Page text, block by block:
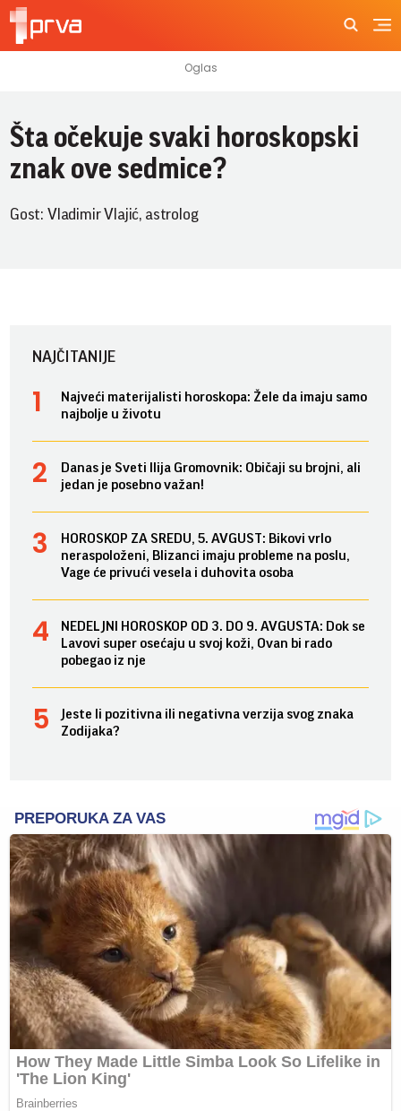
Šta očekuje svaki horoskopski
znak ove sedmice?
Gost: Vladimir Vlajić, astrolog
NAJČITANIJE
Najveći materijalisti horoskopa: Žele da imaju samo
najbolje u životu
Danas je Sveti Ilija Gromovnik: Običaji su brojni, ali
jedan je posebno važan!
HOROSKOP ZA SREDU, 5. AVGUST: Bikovi vrlo
neraspoloženi, Blizanci imaju probleme na poslu,
Vage će privući vesela i duhovita osoba
NEDELJNI HOROSKOP OD 3. DO 9. AVGUSTA: Dok se
Lavovi super osećaju u svoj koži, Ovan bi rado
pobegao iz nje
Jeste li pozitivna ili negativna verzija svog znaka
Zodijaka?